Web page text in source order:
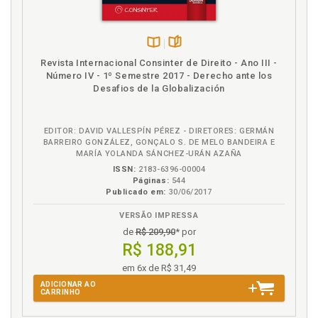
Piaget. Levy-Bruhl e Piaget, p. 71
Política neoliberal globalizada. Resultados, p. 41
Referências, p. 143
trabalhista, p. 111
Reforma trabalhista. O discurso político que
Reforma trabalhista. Organização dos discursos da
reforma trabalhista, p. 132
Reforma trabalhista. Os discursos dos deputados
Relação de trabalho. Transformações nas relações
de trabalho advindas da globalização, p. 35
Representação social. Teoria das representações
sociais, p. 67
Disponível
na
B.V.
páginas
Revista Internacional Consinter de Direito - Ano III -
Número IV - 1º Semestre 2017 - Derecho ante los
Desafios de la Globalización
EDITOR: DAVID VALLESPÍN PÉREZ - DIRETORES: GERMÁN
BARREIRO GONZÁLEZ, GONÇALO S. DE MELO BANDEIRA E
MARÍA YOLANDA SÁNCHEZ-URÁN AZAÑA
ISSN: 2183-6396-00004
Páginas: 544
Publicado em: 30/06/2017
VERSÃO IMPRESSA
deR$ 209,90* por
R$ 188,91
em 6x de R$ 31,49
ADICIONAR AO
CARRINHO